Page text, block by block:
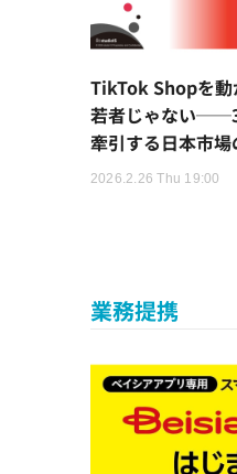
TikTok Shopを動
若者じゃない
牽引する日本市場
2026.2.26 Thu 19:00
業務提携